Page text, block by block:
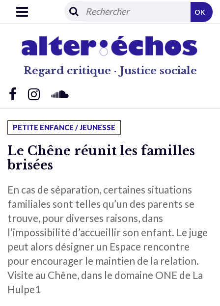
Regard critique · Justice sociale
OK
PETITE ENFANCE / JEUNESSE
Le Chêne réunit les familles
brisées
En cas de séparation, certaines situations
familiales sont telles qu’un des parents se
trouve, pour diverses raisons, dans
l’impossibilité d’accueillir son enfant. Le juge
peut alors désigner un Espace rencontre
pour encourager le maintien de la relation.
Visite au Chêne, dans le domaine ONE de La
Hulpe1